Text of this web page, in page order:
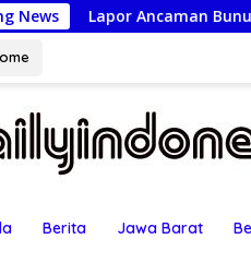
News
Ancaman Bunuh-Racun: Istri
Berita Jawa Barat